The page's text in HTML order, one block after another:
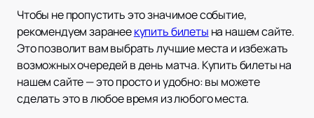
Чтобы не пропустить это значимое событие,
рекомендуем заранеекупить билеты на нашем сайте.
Это позволит вам выбрать лучшие места и избежать
возможных очередей в день матча. Купить билеты на
нашем сайте — это просто и удобно: вы можете
сделать это в любое время из любого места.